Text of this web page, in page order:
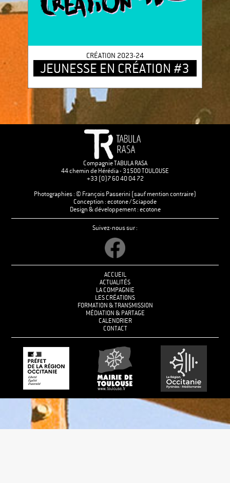
CRÉATION 2023-24
JEUNESSE EN CRÉATION #3
Compagnie TABULA RASA
44 chemin de Hérédia - 31500 TOULOUSE
+33 (0)7 60 40 04 72
Photographies : © François Passerini (sauf mention contraire)
Conception : ecotone/ Sciapode
Design & développement : ecotone
Suivez-nous sur :
ACCUEIL
ACTUALITÉS
LA COMPAGNIE
LES CRÉATIONS
FORMATION & TRANSMISSION
MÉDIATION & PARTAGE
CALENDRIER
CONTACT